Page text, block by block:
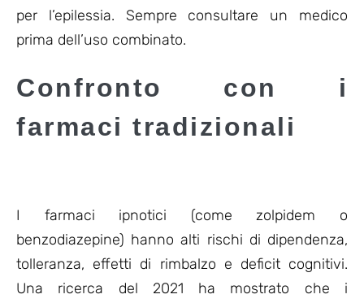
per l’epilessia. Sempre consultare un medico
prima dell’uso combinato.
Confronto con i
farmaci tradizionali
I farmaci ipnotici (come zolpidem o
benzodiazepine) hanno alti rischi di dipendenza,
tolleranza, effetti di rimbalzo e deficit cognitivi.
Una ricerca del 2021 ha mostrato che i